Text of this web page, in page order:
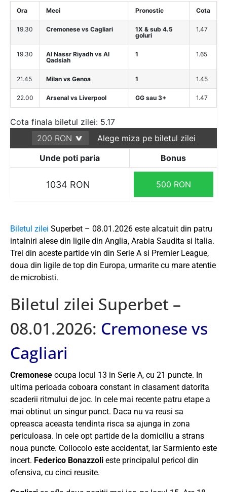
Ora Meci Pronostic Cota
19.30 Cremonese vs Cagliari
1X & sub 4.5
goluri
1.47
19.30
Al Nassr Riyadh vs Al
Qadsiah
1 1.65
21.45 Milan vs Genoa 1 1.45
22.00 Arsenal vs Liverpool GG sau 3+ 1.47
Cota finala biletul zilei: 5.17
Alege miza pe biletul zilei
Unde poti paria
Bonus
1034 RON 500 RON
Biletul zilei Superbet – 08.01.2026 este alcatuit din patru
intalniri alese din ligile din Anglia, Arabia Saudita si Italia.
Trei din aceste partide vin din Serie A si Premier League,
doua din ligile de top din Europa, urmarite cu mare atentie
de microbisti.
Biletul zilei Superbet –
08.01.2026: Cremonese vs
Cagliari
Cremonese ocupa locul 13 in Serie A, cu 21 puncte. In
ultima perioada coboara constant in clasament datorita
scaderii ritmului de joc. In cele mai recente patru etape a
mai obtinut un singur punct. Daca nu va reusi sa
opreasca aceasta tendinta risca sa ajunga in zona
periculoasa. In cele opt partide de la domiciliu a strans
noua puncte. Collocolo este accidentat, iar Sarmiento este
incert. Federico Bonazzoli este principalul pericol din
ofensiva, cu cinci reusite.